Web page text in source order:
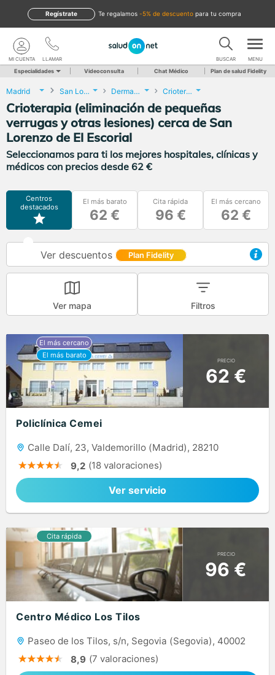
te regalamos -5% de descuento para tu compra
Regístrate
LLAMAR
MI CUENTA BUSCAR MENU
Especialidades Videoconsulta Chat Médico Plan de salud Fidelity
Madrid San Lorenzo de El Escorial Dermatología Crioterapia (eliminación de pequeñas verrugas y otras lesiones)
Crioterapia (eliminación de pequeñas
verrugas y otras lesiones) cerca de San
Lorenzo de El Escorial
Seleccionamos para ti los mejores hospitales, clínicas y
médicos con precios desde 62 €
Centros
destacados
El más barato
62 €
Cita rápida
96 €
El más cercano
62 €
Ver descuentos Plan Fidelity
Ver mapa Filtros
PRECIO
62 €
Policlínica Cemei
Calle Dalí, 23, Valdemorillo (Madrid), 28210
9,2 (18 valoraciones)
Ver servicio
PRECIO
96 €
Centro Médico Los Tilos
Paseo de los Tilos, s/n, Segovia (Segovia), 40002
8,9 (7 valoraciones)